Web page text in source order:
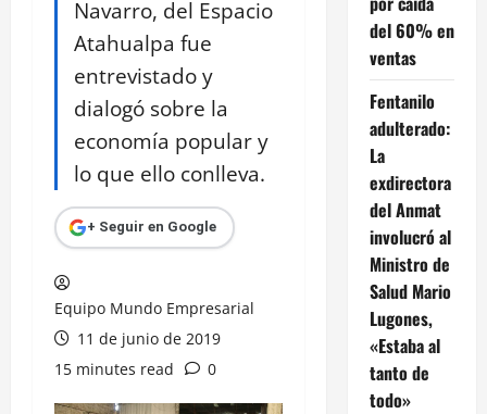
Navarro, del Espacio
Atahualpa fue
entrevistado y
dialogó sobre la
economía popular y
lo que ello conlleva.
+ Seguir en Google
Equipo Mundo Empresarial
11 de junio de 2019
15 minutes read
0
del 60% en
ventas
Fentanilo
adulterado:
La
exdirectora
del Anmat
involucró al
Ministro de
Salud Mario
Lugones,
«Estaba al
tanto de
todo»